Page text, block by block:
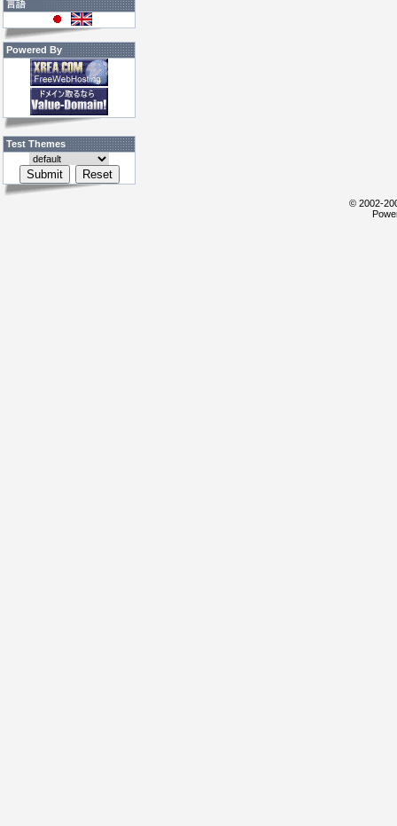
言語
Powered By
Test Themes
© 2002-